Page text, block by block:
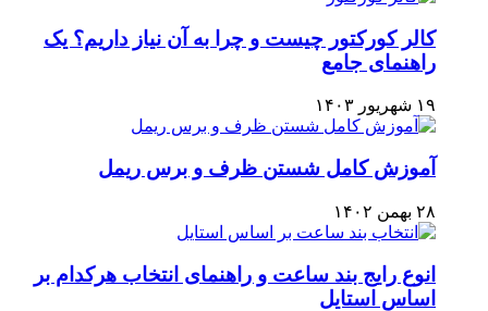
کالر کورکتور چیست و چرا به آن نیاز داریم؟ یک
راهنمای جامع
۱۹ شهریور ۱۴۰۳
آموزش کامل شستن ظرف و برس ریمل
۲۸ بهمن ۱۴۰۲
انوع رایج بند ساعت و راهنمای انتخاب هرکدام بر
اساس استایل